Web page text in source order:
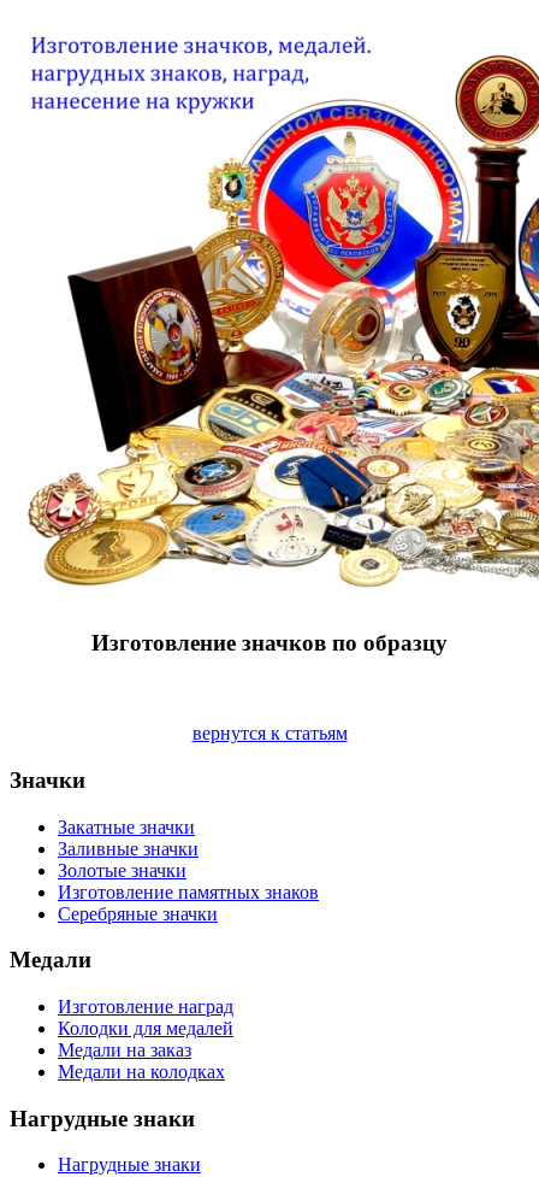
Изготовление значков по образцу
вернутся к статьям
Значки
Закатные значки
Заливные значки
Золотые значки
Изготовление памятных знаков
Серебряные значки
Медали
Изготовление наград
Колодки для медалей
Медали на заказ
Медали на колодках
Нагрудные знаки
Нагрудные знаки